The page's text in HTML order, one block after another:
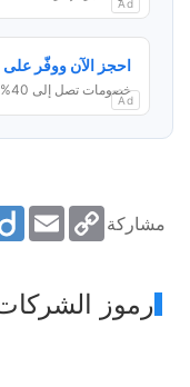
Ad
احجز الآن ووفّر على Hotels.com
خصومات تصل إلى 40% على الفنادق الشهيرة
Ad
مشاركة EmailCopy
Link
رموز الشركات